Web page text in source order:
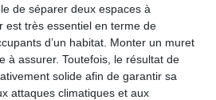
de séparer deux espaces à
est très essentiel en terme de
d’un habitat. Monter un muret
à assurer. Toutefois, le résultat de
solide afin de garantir sa
attaques climatiques et aux